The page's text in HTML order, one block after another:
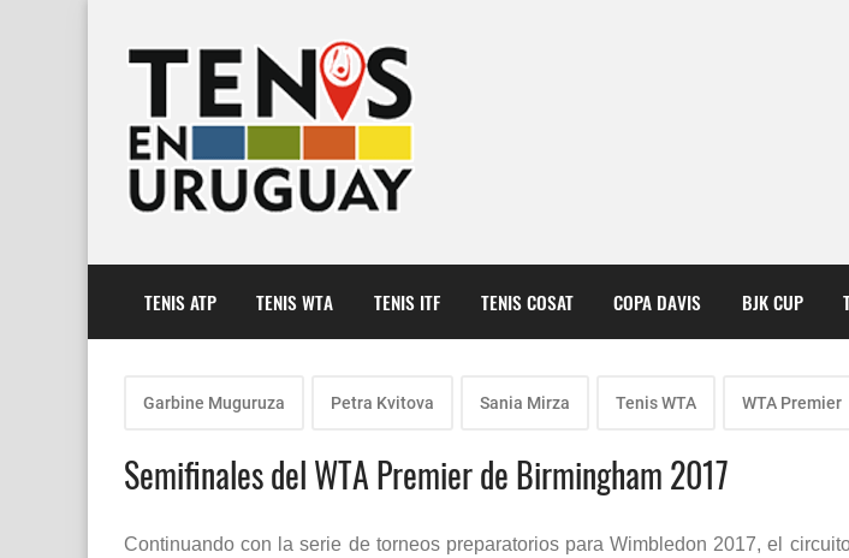
TENIS ATP TENIS WTA TENIS ITF TENIS COSAT COPA DAVIS BJK CUP
Garbine Muguruza Petra Kvitova Sania Mirza Tenis WTA WTA Premier
Semifinales del WTA Premier de Birmingham 2017
Continuando con la serie de torneos preparatorios para Wimbledon 2017, el